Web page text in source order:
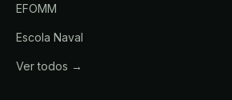
EFOMM
Escola Naval
Ver todos →